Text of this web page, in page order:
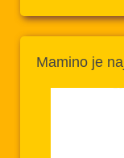
Mamino je